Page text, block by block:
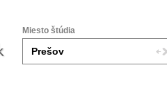
Miesto štúdia